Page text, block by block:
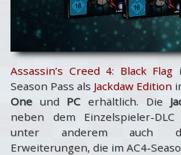
Assassin’s Creed 4: Black Flag
Season Pass als Jackdaw Edition
Oneund PCerhältlich. Die
neben dem Einzelspieler-DLC
unter anderem auch
Erweiterungen, die im AC4-